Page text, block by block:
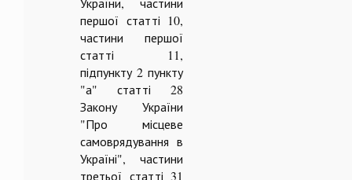
першої статті 10,
частини першої
статті 11,
підпункту 2 пункту
"а" статті 28
Закону України
"Про місцеве
самоврядування в
Україні", частини
третьої статті 31